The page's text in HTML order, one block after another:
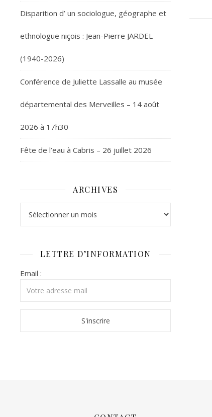
Disparition d’ un sociologue, géographe et
ethnologue niçois : Jean-Pierre JARDEL
(1940-2026)
Conférence de Juliette Lassalle au musée
départemental des Merveilles – 14 août
2026 à 17h30
Fête de l’eau à Cabris – 26 juillet 2026
ARCHIVES
LETTRE D’INFORMATION
Email :